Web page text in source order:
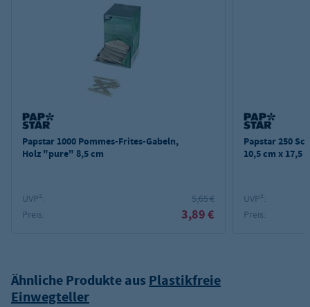
Papstar 1000 Pommes-Frites-Gabeln,
Holz "pure" 8,5 cm
UVP²:
5,65 €
Preis:
3,89 €
Papstar 250
10,5 cm x 17,5
UVP²:
Preis:
Ähnliche Produkte aus Plastikfreie
Einwegteller